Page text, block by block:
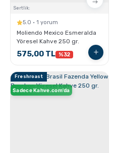
Sertlik:
5.0 · 1 yorum
Moliendo Mexico Esmeralda
Yöresel Kahve 250 gr.
575,00 TL %32
Freshroast
Sadece Kahve.com'da